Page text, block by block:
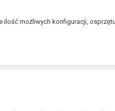
możliwych konfiguracji,